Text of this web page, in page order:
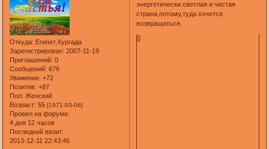
Откуда: Египет,Хургада
Зарегистрирован: 2007-11-19
Приглашений: 0
Сообщений: 676
Уважение: +72
Позитив: +87
Пол: Женский
Возраст: 55[1971-03-06]
Провел на форуме:
4 дня 12 часов
Последний визит:
2013-12-11 22:43:46
энергетически светлая и чистая
страна,потому,туда хочется
возвращаться.
0